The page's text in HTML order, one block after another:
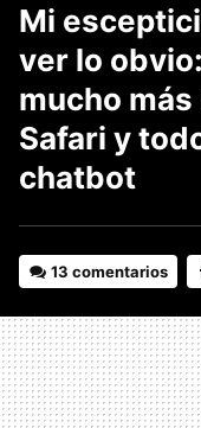
Mi
ver lo
mucho
Safari y
chatbot
13 comentarios